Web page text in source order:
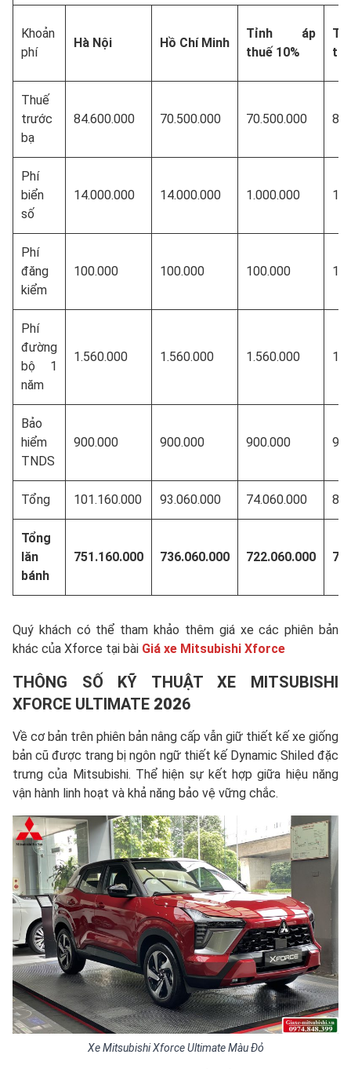
Khoản
phí
Hà Nội Hồ Chí Minh
Tỉnh áp
thuế 10%
Thuế
trước
bạ
84.600.000 70.500.000 70.500.000
Phí
biển
số
14.000.000 14.000.000 1.000.000
Phí
đăng
kiểm
100.000 100.000 100.000
Phí
đường
bộ 1
năm
1.560.000 1.560.000 1.560.000
Bảo
hiểm
TNDS
900.000 900.000 900.000
Tổng 101.160.000 93.060.000 74.060.000
Tổng
lăn
bánh
751.160.000 736.060.000 722.060.000
Quý khách có thể tham khảo thêm giá xe các phiên bản
khác của Xforce tại bài Giá xe Mitsubishi Xforce
THÔNG SỐ KỸ THUẬT XE MITSUBISHI
XFORCE ULTIMATE 2026
Về cơ bản trên phiên bản nâng cấp vẫn giữ thiết kế xe giống
bản cũ được trang bị ngôn ngữ thiết kế Dynamic Shiled đặc
trưng của Mitsubishi. Thể hiện sự kết hợp giữa hiệu năng
vận hành linh hoạt và khả năng bảo vệ vững chắc.
Xe Mitsubishi Xforce Ultimate Màu Đỏ